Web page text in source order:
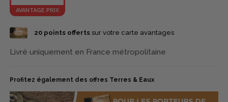
AVANTAGE PRIX
20points offertssur votre carte avantages
Livré uniquement en France métropolitaine
Profitez également des offres Terres & Eaux